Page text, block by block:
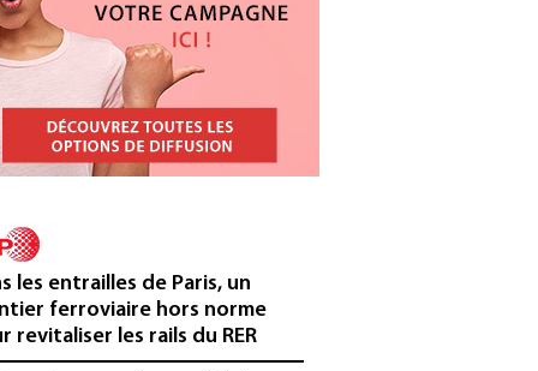
les entrailles de Paris, un
ferroviaire hors norme
revitaliser les rails du RER